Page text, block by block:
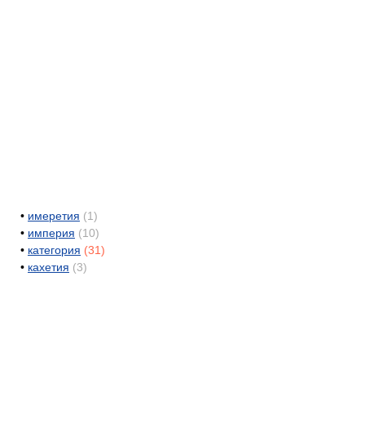
• имеретия (1)
• империя (10)
• категория (31)
• кахетия (3)